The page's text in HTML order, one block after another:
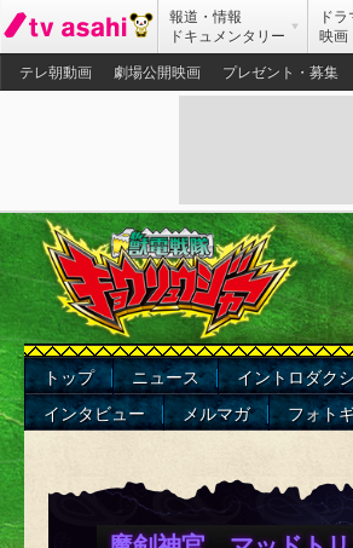
報道・情報
ドキュメンタリー
ドラ
映画
テレ朝動画 劇場公開映画 プレゼント・募集
トップ ニュース イントロダク
インタビュー
メルマガ フォト